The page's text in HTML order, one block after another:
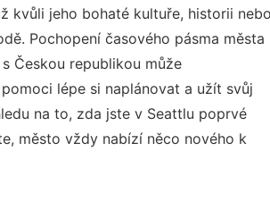
kvůli jeho bohaté kultuře, historii
Pochopení časového pásma města
Českou republikou může
lépe si naplánovat a užít svůj
na to, zda jste v Seattlu poprvé
město vždy nabízí něco nového k